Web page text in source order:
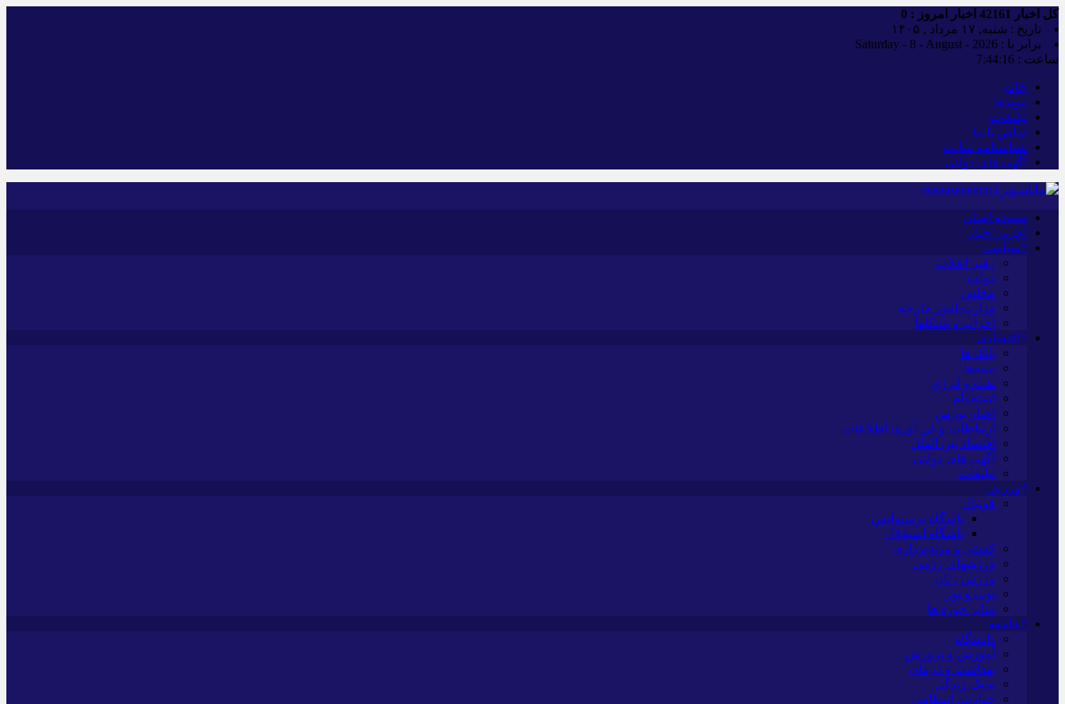
کل اخبار اخبار امروز : 0
تاریخ : شنبه, ۱۷ مرداد , ۱۴۰۵
برابر با : Saturday - 8 - August - 2026
ساعت : 7:44:17
خانه
پیوندها
تبلیغات
تماس با ما
شناسنامه سایت
آگهی های دولتی
صفحه اصلی
آخرین اخبار
*سیاسی
رهبر انقلاب
دولت
مجلس
وزارت امور خارجه
احزاب و تشکلها
*اقتصادی
بانک ها
بیمه‌ها
نفت و انرژی
استخدام
اخبار بورس
ارتباطات و فن آوری اطلاعات
اقتصاد بین الملل
آگهی های دولتی
تبلیغات
*ورزش
فوتبال
باشگاه پرسپولیس
باشگاه استقلال
کشتی و وزنه‌برداری
ورزشهای رزمی
ورزش زنان
توپ و تور
سایر حوزه ها
*جامعه
دانشگاه
آموزش و پرورش
بهداشت و درمان
سبک زندگی
حوادث، انتظامی